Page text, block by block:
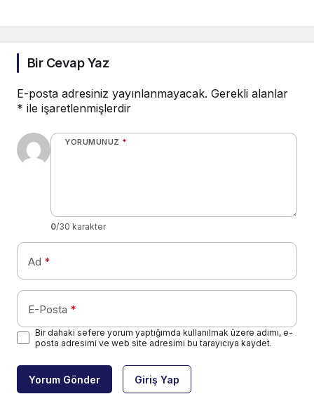
Bir Cevap Yaz
E-posta adresiniz yayınlanmayacak. Gerekli alanlar
* ile işaretlenmişlerdir
YORUMUNUZ *
0/30 karakter
Ad *
E-Posta *
Bir dahaki sefere yorum yaptığımda kullanılmak üzere adımı, e-
posta adresimi ve web site adresimi bu tarayıcıya kaydet.
Yorum Gönder Giriş Yap